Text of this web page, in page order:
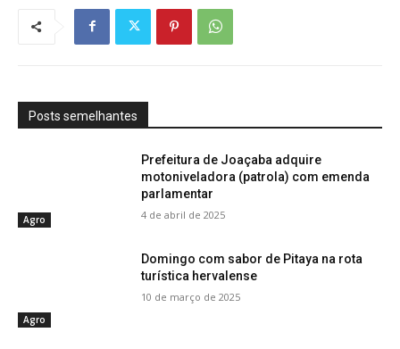
Posts semelhantes
Agro
Prefeitura de Joaçaba adquire
motoniveladora (patrola) com emenda
parlamentar
4 de abril de 2025
Agro
Domingo com sabor de Pitaya na rota
turística hervalense
10 de março de 2025